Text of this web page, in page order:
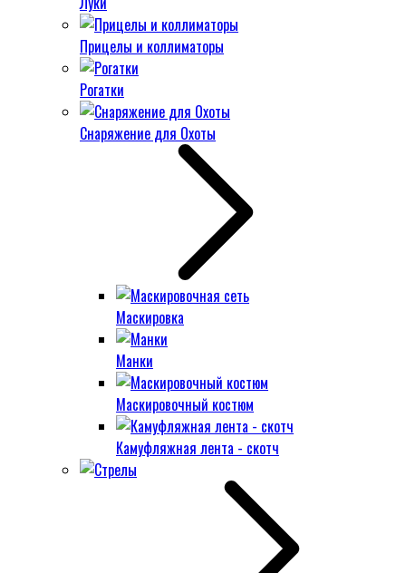
Прицелы и коллиматоры
Рогатки
Снаряжение для Охоты
Маскировка
Манки
Маскировочный костюм
Камуфляжная лента - скотч